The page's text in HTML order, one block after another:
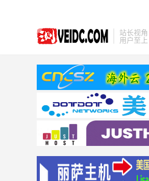
站长视角
用户至上